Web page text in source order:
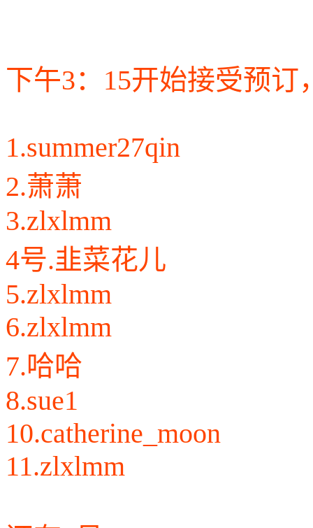
下午3：15开始接受预
1.summer27qin
2.萧萧
3.zlxlmm
4号.韭菜花儿
5.zlxlmm
6.zlxlmm
7.哈哈
8.sue1
10.catherine_moon
11.zlxlmm